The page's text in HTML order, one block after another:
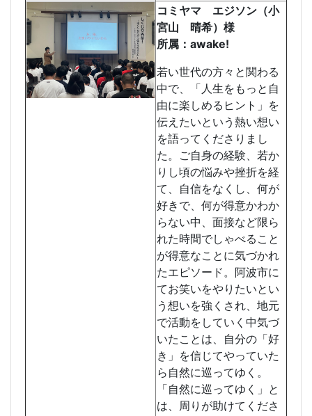
コミヤマ エジソン（小
宮山 晴希）様
所属：awake!
若い世代の方々と関わる
中で、「人生をもっと自
由に楽しめるヒント」を
伝えたいという熱い想い
を語ってくださりまし
た。ご自身の経験、若か
りし頃の悩みや挫折を経
て、自信をなくし、何が
好きで、何が得意かわか
らない中、面接など限ら
れた時間でしゃべること
が得意なことに気づかれ
たエピソード。阿波市に
てお笑いをやりたいとい
う想いを強くされ、地元
で活動をしていく中気づ
いたことは、自分の「好
き」を信じてやっていた
ら自然に巡ってゆく。
「自然に巡ってゆく」と
は、周りが助けてくださ